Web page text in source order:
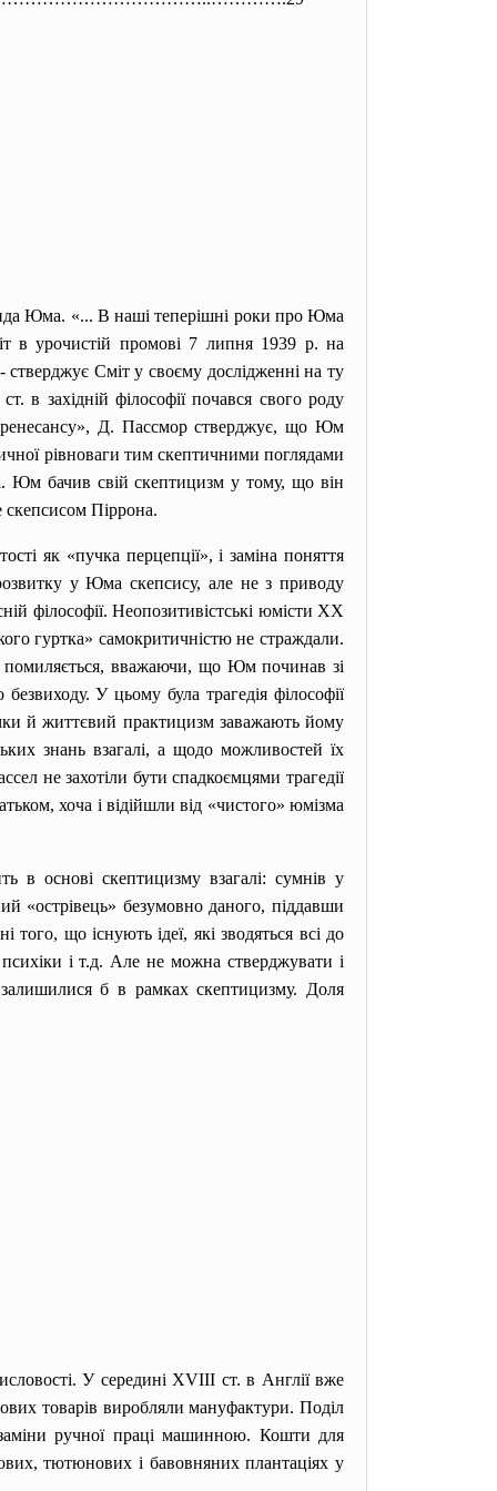
Юма. «... В наші теперішні роки про Юма
в урочистій промові 7 липня 1939 р. на
Сміт у своєму дослідженні на ту
західній філософії почався свого роду
Д. Пассмор стверджує, що Юм
рівноваги тим скептичними поглядами
Юм бачив свій скептицизм у тому, що він
Піррона.
як «пучка перцепції», і заміна поняття
у Юма скепсису, але не з приводу
філософії. Неопозитивістські юмісти XX
гуртка» самокритичністю не страждали.
помиляється, вважаючи, що Юм починав зі
У цьому була трагедія філософії
й життєвий практицизм заважають йому
знань взагалі, а щодо можливостей їх
не захотіли бути спадкоємцями трагедії
хоча і відійшли від «чистого» юмізма
в основі скептицизму взагалі: сумнів у
«острівець» безумовно даного, піддавши
що існують ідеї, які зводяться всі до
психіки і т.д. Але не можна стверджувати і
б в рамках скептицизму. Доля
У середині XVIII ст. в Англії вже
товарів виробляли мануфактури. Поділ
ручної праці машинною. Кошти для
тютюнових і бавовняних плантаціях у